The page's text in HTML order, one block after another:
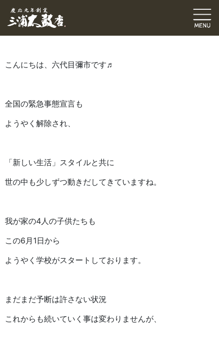
六代目ブログ
三浦和也（六代目彌市）
こんにちは、六代目彌市です♬
全国の緊急事態宣言も
ようやく解除され、
「新しい生活」スタイルと共に
世の中も少しずつ動きだしてきていますね。
我が家の4人の子供たちも
この6月1日から
ようやく学校がスタートしております。
まだまだ予断は許さない状況
これからも続いていく事は変わりませんが、